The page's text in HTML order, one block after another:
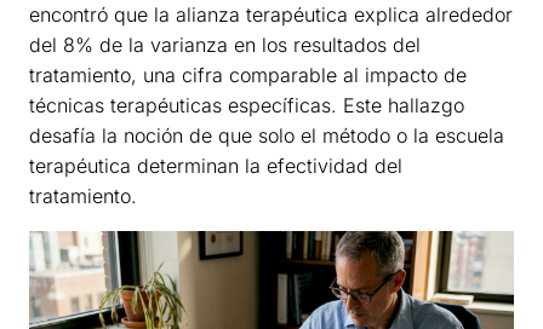
encontró que la alianza terapéutica explica alrededor
del 8% de la varianza en los resultados del
tratamiento, una cifra comparable al impacto de
técnicas terapéuticas específicas. Este hallazgo
desafía la noción de que solo el método o la escuela
terapéutica determinan la efectividad del
tratamiento.